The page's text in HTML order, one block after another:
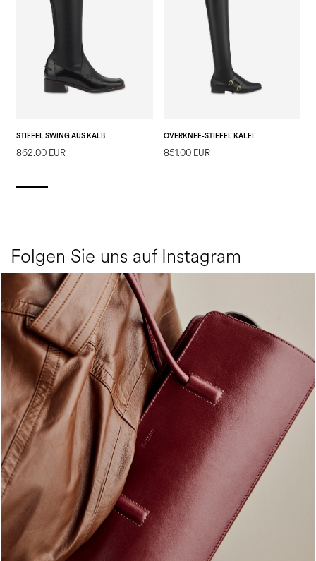
STIEFEL SWING AUS KALBSLEDER UND ÖKO-STRETCH-NAPPA
862.00 EUR
OVERKNEE-STIEFEL KALEIDO AUS WEICHEM PU UND KALBSLEDER
851.00 EUR
Folgen Sie uns auf Instagram
Classy, sassy, trendy - the new Pollini Lady Bag is ...